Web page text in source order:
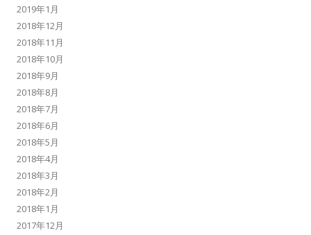
2019年1月
2018年12月
2018年11月
2018年10月
2018年9月
2018年8月
2018年7月
2018年6月
2018年5月
2018年4月
2018年3月
2018年2月
2018年1月
2017年12月